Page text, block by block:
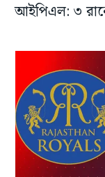
আইপিএল: ৩